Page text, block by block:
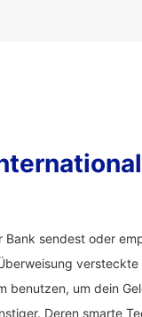
sendest oder
benutzen, um dein
Deren smarte